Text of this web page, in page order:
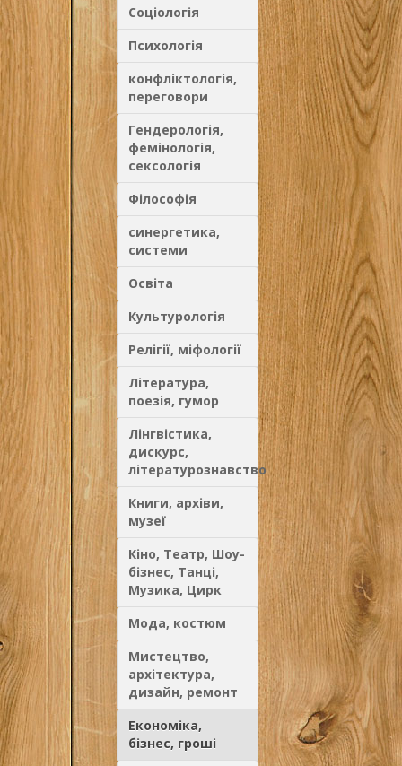
Соціологія
Психологія
конфліктологія,
переговори
Гендерологія,
фемінологія,
сексологія
Філософія
синергетика,
системи
Освіта
Культурологія
Релігії, міфології
Література,
поезія, гумор
Лінгвістика,
дискурс,
літературознавство
Книги, архіви,
музеї
Кіно, Театр, Шоу-
бізнес, Танці,
Музика, Цирк
Мода, костюм
Мистецтво,
архітектура,
дизайн, ремонт
Економіка,
бізнес, гроші